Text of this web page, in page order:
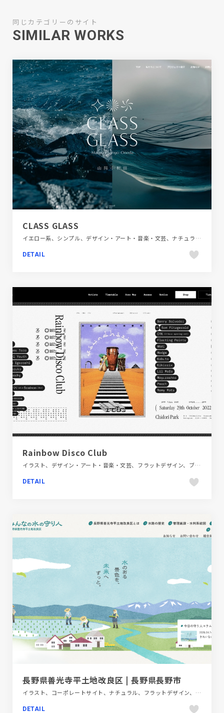
同じカテゴリーのサイト
SIMILAR WORKS
CLASS GLASS
イエロー系、シンプル、デザイン・アート・音楽・文芸、ナチュラル、ブランド・サービスサイト、ベージュ・ゴールド系、モーション多め、大きめ写真
DETAIL
Rainbow Disco Club
イラスト、デザイン・アート・音楽・文芸、フラットデザイン、ブラック系 、ブランド・サービスサイト、ホワイト系、多言語対応、大きめ写真、手書き・ハンドメイド
DETAIL
長野県善光寺平土地改良区 | 長野県長野市
イラスト、コーポレートサイト、ナチュラル、フラットデザイン、旅行・ホテル・観光
DETAIL